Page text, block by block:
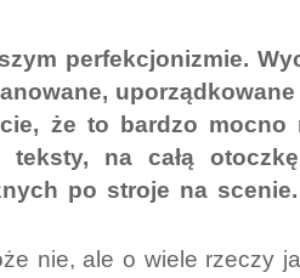
perfekcjonizmie.
że to bardzo mocno
teksty, na całą
po stroje na
nie, ale o wiele rzeczy